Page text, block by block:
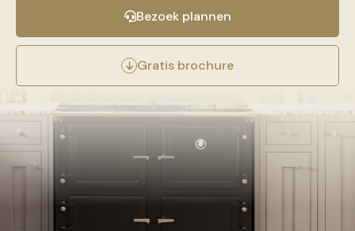
Bezoek plannen
Gratis brochure